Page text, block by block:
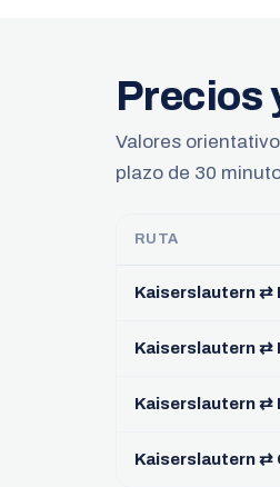
Precios
Valores
plazo de 30
RUTA
Kaiserslautern ⇄
Kaiserslautern ⇄
Kaiserslautern ⇄
Kaiserslautern ⇄